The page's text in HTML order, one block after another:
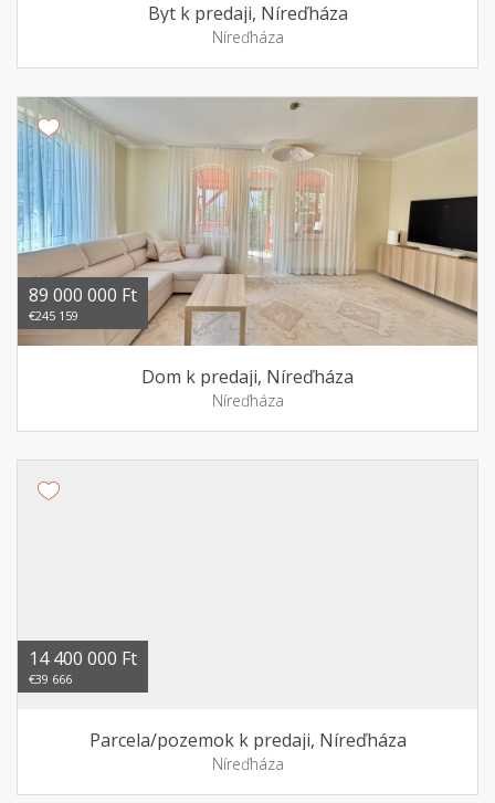
Byt k predaji, Níreďháza
Níreďháza
89 000 000 Ft
€245 159
Dom k predaji, Níreďháza
Níreďháza
14 400 000 Ft
€39 666
Parcela/pozemok k predaji, Níreďháza
Níreďháza